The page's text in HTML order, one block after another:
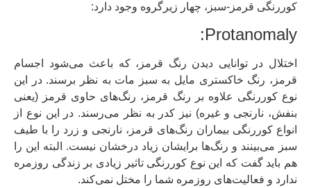
کوررنگی قرمز-سبز، چهار زیرگروه وجود دارد:
Protanomaly:
اختلال در توانایی دیدن رنگ قرمز، که باعث می‌شود اجسام
قرمز، رنگ خاکستری مایل به سبز مات به نظر برسند. در این
نوع کوررنگی علاوه بر رنگ قرمز، رنگ‌های حاوی قرمز (یعنی
بنفش، نارنجی و غیره) نیز کدر به نظر می‌رسند. در این نوع از
انواع کوررنگی بیماران رنگ‌های قرمز، نارنجی و زرد را با طیف
سبز می‌بینند و رنگ‌ها برایشان زیاد درخشان نیست. البته این را
هم باید گفت که این نوع کوررنگی تاثیر زیادی بر زندگی روزمره
ندارد و فعالیت‌های روزمره شما را مختل نمی‌کند.